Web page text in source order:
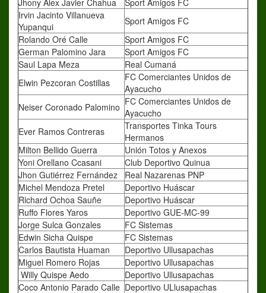
Jhony Alex Javier Chahua
Sport Amigos FC
Irvin Jacinto Villanueva
Yupanqui
Sport Amigos FC
Rolando Oré Calle
Sport Amigos FC
German Palomino Jara
Sport Amigos FC
Saul Lapa Meza
Real Cumaná
Elwin Pezcoran Costillas
FC Comerciantes Unidos de
Ayacucho
Neiser Coronado Palomino FC Comerciantes Unidos de
Ayacucho
Ever Ramos Contreras
Transportes Tinka Tours
Hermanos
Milton Bellido Guerra
Unión Totos y Anexos
Yoni Orellano Ccasani
Club Deportivo Quinua
Jhon Gutiérrez Fernández
Real Nazarenas PNP
Michel Mendoza Pretel
Deportivo Huáscar
Richard Ochoa Sauñe
Deportivo Huáscar
Ruffo Flores Yaros
Deportivo GUE-MC-99
Jorge Sulca Gonzales
FC Sistemas
Edwin Sicha Quispe
FC Sistemas
Carlos Bautista Huaman
Deportivo Ullusapachas
Miguel Romero Rojas
Deportivo Ullusapachas
Willy Quispe Aedo
Deportivo Ullusapachas
Coco Antonio Parado Calle Deportivo ULlusapachas